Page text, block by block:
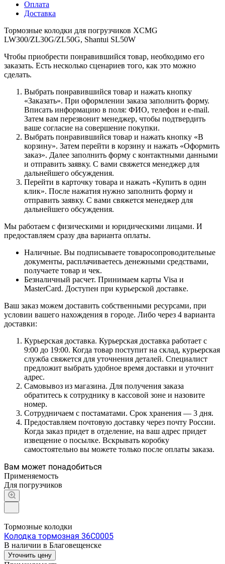
Оплата
Доставка
Тормозные колодки для погрузчиков XCMG
LW300/ZL30G/ZL50G, Shantui SL50W
Чтобы приобрести понравившийся товар, необходимо его
заказать. Есть несколько сценариев того, как это можно
сделать.
Выбрать понравившийся товар и нажать кнопку
«Заказать». При оформлении заказа заполнить форму.
Вписать информацию в поля: ФИО, телефон и e-mail.
Затем вам перезвонит менеджер, чтобы подтвердить
ваше согласие на совершение покупки.
Выбрать понравившийся товар и нажать кнопку «В
корзину». Затем перейти в корзину и нажать «Оформить
заказ». Далее заполнить форму с контактными данными
и отправить заявку. С вами свяжется менеджер для
дальнейшего обсуждения.
Перейти в карточку товара и нажать «Купить в один
клик». После нажатия нужно заполнить форму и
отправить заявку. С вами свяжется менеджер для
дальнейшего обсуждения.
Мы работаем с физическими и юридическими лицами. И
предоставляем сразу два варианта оплаты.
Наличные. Вы подписываете товаросопроводительные
документы, расплачиваетесь денежными средствами,
получаете товар и чек.
Безналичный расчет. Принимаем карты Visa и
MasterCard. Доступен при курьерской доставке.
Ваш заказ можем доставить собственными ресурсами, при
условии вашего нахождения в городе. Либо через 4 варианта
доставки:
Курьерская доставка. Курьерская доставка работает с
9:00 до 19:00. Когда товар поступит на склад, курьерская
служба свяжется для уточнения деталей. Специалист
предложит выбрать удобное время доставки и уточнит
адрес.
Самовывоз из магазина. Для получения заказа
обратитесь к сотруднику в кассовой зоне и назовите
номер.
Сотрудничаем с постаматами. Срок хранения — 3 дня.
Предоставляем почтовую доставку через почту России.
Когда заказ придет в отделение, на ваш адрес придет
извещение о посылке. Вскрывать коробку
самостоятельно вы можете только после оплаты заказа.
Вам может понадобиться
Применяемость
Для погрузчиков
Тормозные колодки
Колодка тормозная 36C0005
В наличии в Благовещенске
Уточнить цену